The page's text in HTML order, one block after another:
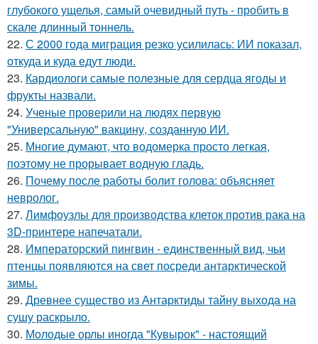
глубокого ущелья, самый очевидный путь - пробить в
скале длинный тоннель.
22. С 2000 года миграция резко усилилась: ИИ показал,
откуда и куда едут люди.
23. Кардиологи самые полезные для сердца ягоды и
фрукты назвали.
24. Ученые проверили на людях первую
"Универсальную" вакцину, созданную ИИ.
25. Многие думают, что водомерка просто легкая,
поэтому не прорывает водную гладь.
26. Почему после работы болит голова: объясняет
невролог.
27. Лимфоузлы для производства клеток против рака на
3D-принтере напечатали.
28. Императорский пингвин - единственный вид, чьи
птенцы появляются на свет посреди антарктической
зимы.
29. Древнее существо из Антарктиды тайну выхода на
сушу раскрыло.
30. Молодые орлы иногда "Кувырок" - настоящий